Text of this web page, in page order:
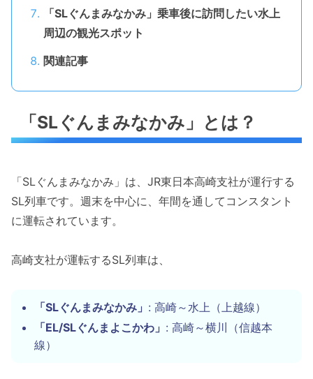
「SLぐんまみなかみ」乗車後に訪問したい水上
周辺の観光スポット
関連記事
「SLぐんまみなかみ」とは？
「SLぐんまみなかみ」は、JR東日本高崎支社が運行する
SL列車です。週末を中心に、年間を通してコンスタント
に運転されています。
高崎支社が運転するSL列車は、
「SLぐんまみなかみ」 : 高崎～水上（上越線）
「EL/SLぐんまよこかわ」 : 高崎～横川（信越本
線）